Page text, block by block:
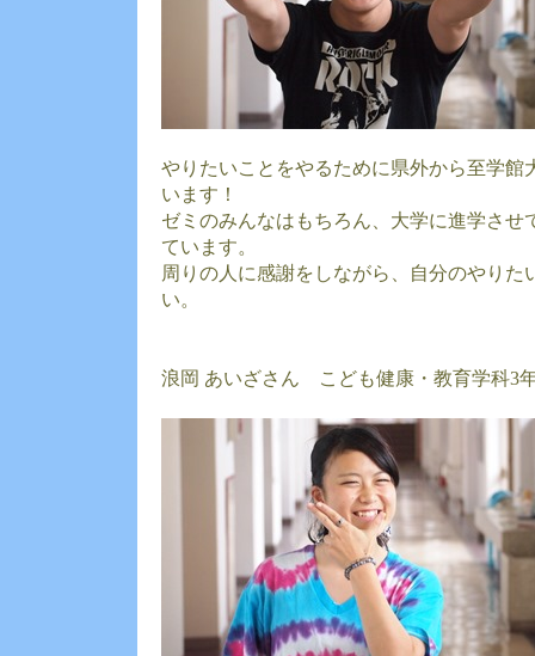
やりたいことをやるために県外から至学館
います！
ゼミのみんなはもちろん、大学に進学させ
ています。
周りの人に感謝をしながら、自分のやりた
い。
浪岡 あいざさん こども健康・教育学科3